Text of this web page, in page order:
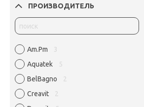
ПРОИЗВОДИТЕЛЬ
Am.Pm
3
Aquatek
5
BelBagno
2
Creavit
2